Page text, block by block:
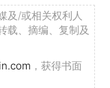
及/或相关权利人
载、摘编、复制及
，获得书面